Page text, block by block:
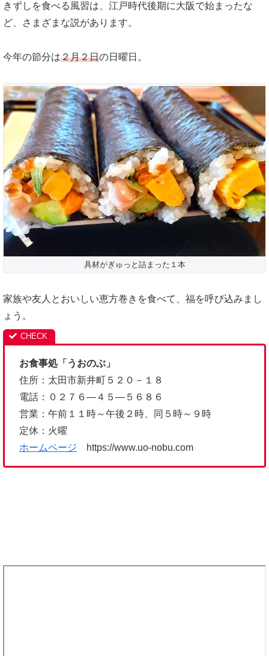
きずしを食べる風習は、江戸時代後期に大阪で始まったな
ど、さまざまな説があります。
今年の節分は２月２日の日曜日。
具材がぎゅっと詰まった１本
家族や友人とおいしい恵方巻きを食べて、福を呼び込みまし
ょう。
お食事処「うおのぶ」
住所：太田市新井町５２０－１８
電話：０２７６―４５―５６８６
営業：午前１１時～午後２時、同５時～９時
定休：火曜
ホームページ https://www.uo-nobu.com